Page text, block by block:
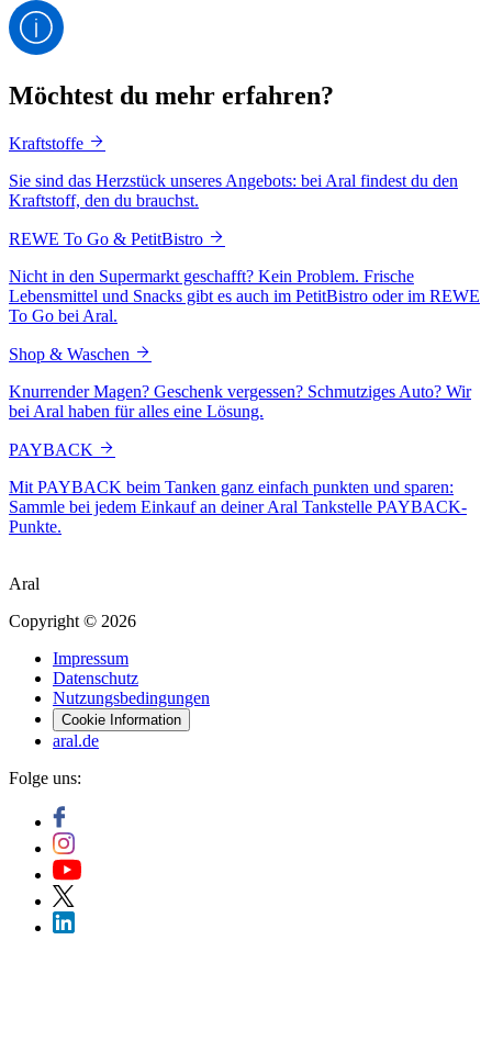
Möchtest du mehr erfahren?
Kraftstoffe
Sie sind das Herzstück unseres Angebots: bei Aral findest du den
Kraftstoff, den du brauchst.
REWE To Go & PetitBistro
Nicht in den Supermarkt geschafft? Kein Problem. Frische
Lebensmittel und Snacks gibt es auch im PetitBistro oder im REWE
To Go bei Aral.
Shop & Waschen
Knurrender Magen? Geschenk vergessen? Schmutziges Auto? Wir
bei Aral haben für alles eine Lösung.
PAYBACK
Mit PAYBACK beim Tanken ganz einfach punkten und sparen:
Sammle bei jedem Einkauf an deiner Aral Tankstelle PAYBACK-
Punkte.
Aral
Copyright © 2026
Impressum
Datenschutz
Nutzungsbedingungen
Cookie Information
aral.de
Folge uns: